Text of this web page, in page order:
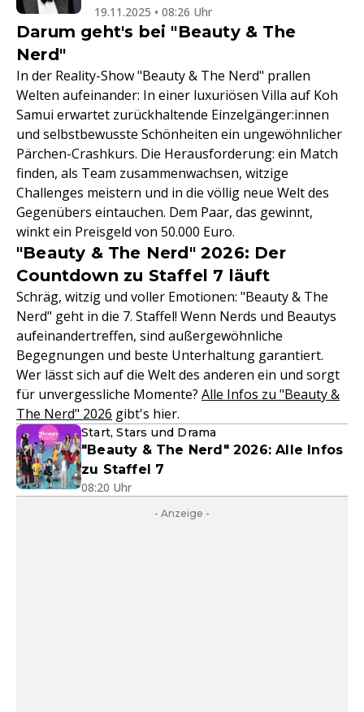
19.11.2025 • 08:26 Uhr
Darum geht's bei "Beauty & The
Nerd"
In der Reality-Show "Beauty & The Nerd" prallen
Welten aufeinander: In einer luxuriösen Villa auf Koh
Samui erwartet zurückhaltende Einzelgänger:innen
und selbstbewusste Schönheiten ein ungewöhnlicher
Pärchen-Crashkurs. Die Herausforderung: ein Match
finden, als Team zusammenwachsen, witzige
Challenges meistern und in die völlig neue Welt des
Gegenübers eintauchen. Dem Paar, das gewinnt,
winkt ein Preisgeld von 50.000 Euro.
"Beauty & The Nerd" 2026: Der
Countdown zu Staffel 7 läuft
Schräg, witzig und voller Emotionen: "Beauty & The
Nerd" geht in die 7. Staffel! Wenn Nerds und Beautys
aufeinandertreffen, sind außergewöhnliche
Begegnungen und beste Unterhaltung garantiert.
Wer lässt sich auf die Welt des anderen ein und sorgt
für unvergessliche Momente? Alle Infos zu "Beauty &
The Nerd" 2026 gibt's hier.
Start, Stars und Drama
"Beauty & The Nerd" 2026: Alle Infos
zu Staffel 7
08:20 Uhr
- Anzeige -